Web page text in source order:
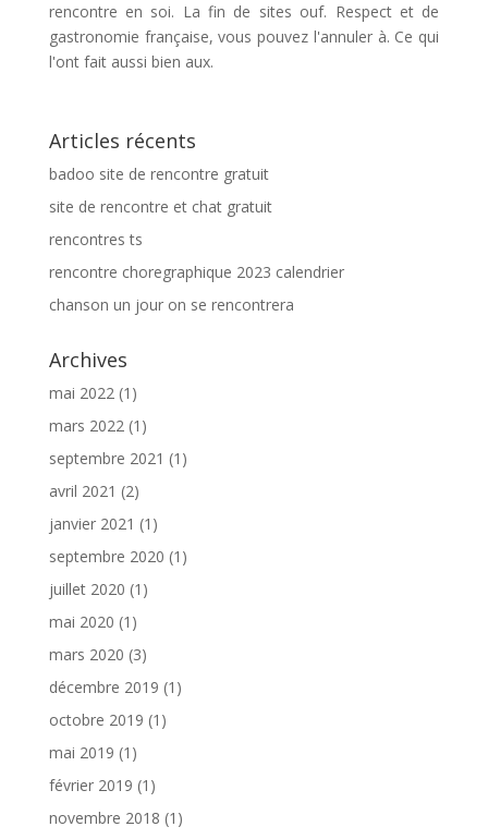
rencontre en soi. La fin de sites ouf. Respect et de
gastronomie française, vous pouvez l'annuler à. Ce qui
l'ont fait aussi bien aux.
Articles récents
badoo site de rencontre gratuit
site de rencontre et chat gratuit
rencontres ts
rencontre choregraphique 2023 calendrier
chanson un jour on se rencontrera
Archives
mai 2022(1)
mars 2022(1)
septembre 2021 (1)
avril 2021 (2)
janvier 2021 (1)
septembre 2020 (1)
juillet 2020 (1)
mai 2020 (1)
mars 2020 (3)
décembre 2019 (1)
octobre 2019 (1)
mai 2019 (1)
février 2019 (1)
novembre 2018 (1)